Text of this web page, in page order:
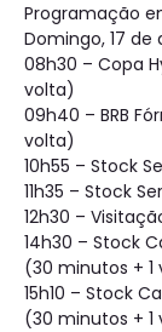
Programação
Domingo, 17 de
08h30 – Copa
volta)
09h40 – BRB
volta)
10h55 – Stock
11h35 – Stock
12h30 –
14h30 – Stock
(30 minutos + 1
15h10 – Stock
(30 minutos + 1